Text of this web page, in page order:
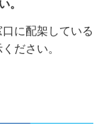
。
に配架している
ださい。